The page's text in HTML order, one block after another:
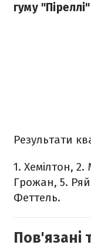
гуму
Результати
1. Хемілтон, 2.
Грожан, 5.
Феттель.
Пов'язані